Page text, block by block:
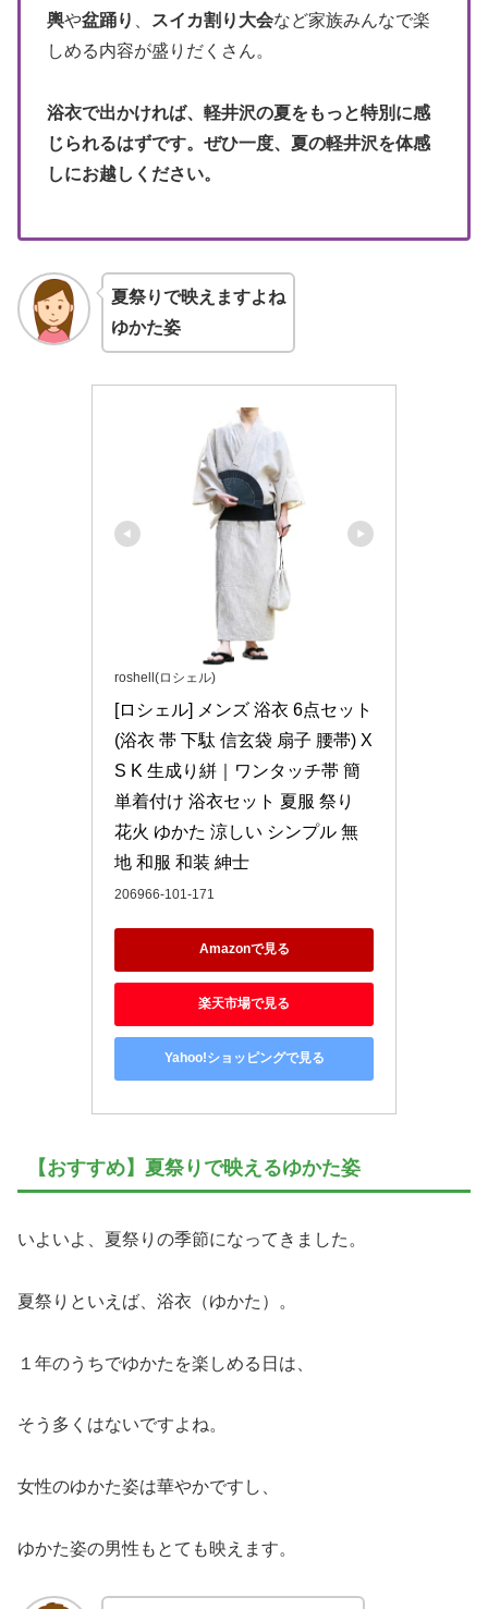
輿や盆踊り スイカ割り大会など家族みんなで楽
しめる内容が盛りだくさん。
浴衣で出かければ、軽井沢の夏をもっと特別に感
じられるはずです。ぜひ一度、夏の軽井沢を体感
しにお越しください。
夏祭りで映えますよね
ゆかた姿
roshell(ロシェル)
[ロシェル] メンズ 浴衣 6点セット
(浴衣 帯 下駄 信玄袋 扇子 腰帯) X
S K 生成り絣｜ワンタッチ帯 簡
単着付け 浴衣セット 夏服 祭り
花火 ゆかた 涼しい シンプル 無
地 和服 和装 紳士
206966-101-171
Amazonで見る
楽天市場で見る
Yahoo!ショッピングで見る
【おすすめ】夏祭りで映えるゆかた姿
いよいよ、夏祭りの季節になってきました。
夏祭りといえば、浴衣（ゆかた）。
１年のうちでゆかたを楽しめる日は、
そう多くはないですよね。
女性のゆかた姿は華やかですし、
ゆかた姿の男性もとても映えます。